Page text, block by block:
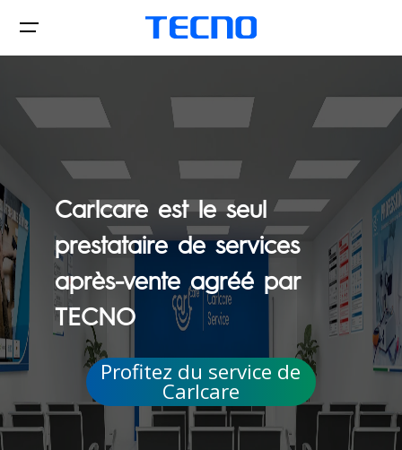
SPARK POP
Tous les modèles Comparer les modèles
Boutiques
Assistance
Carlcare est le seul
prestataire de services
après-vente agréé par
TECNO
Profitez du service de
Carlcare